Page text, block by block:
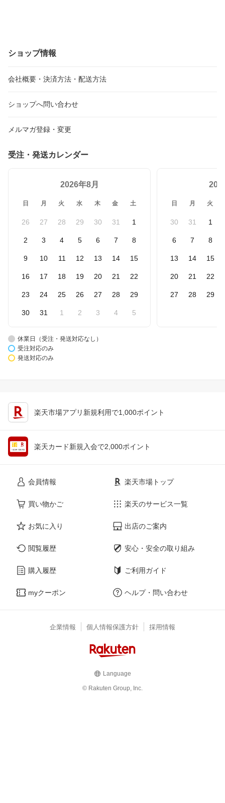
ショップ情報
会社概要・決済方法・配送方法
ショップへ問い合わせ
メルマガ登録・変更
受注・発送カレンダー
2026年8月
日 月 火 水 木 金 土
26 27 28 29 30 31 1
2 3 4 5 6 7 8
9 10 11 12 13 14 15
16 17 18 19 20 21 22
23 24 25 26 27 28 29
30 31 1 2 3 4 5
日 月 火
30 31 1
6 7 8
13 14 15
20 21 22
27 28 29
休業日（受注・発送対応なし）
受注対応のみ
発送対応のみ
楽天市場アプリ新規利用で1,000ポイント
楽天カード新規入会で2,000ポイント
会員情報
買い物かご
お気に入り
閲覧履歴
購入履歴
myクーポン
楽天市場トップ
楽天のサービス一覧
出店のご案内
安心・安全の取り組み
ご利用ガイド
ヘルプ・問い合わせ
企業情報 個人情報保護方針 採用情報
Language
© Rakuten Group, Inc.